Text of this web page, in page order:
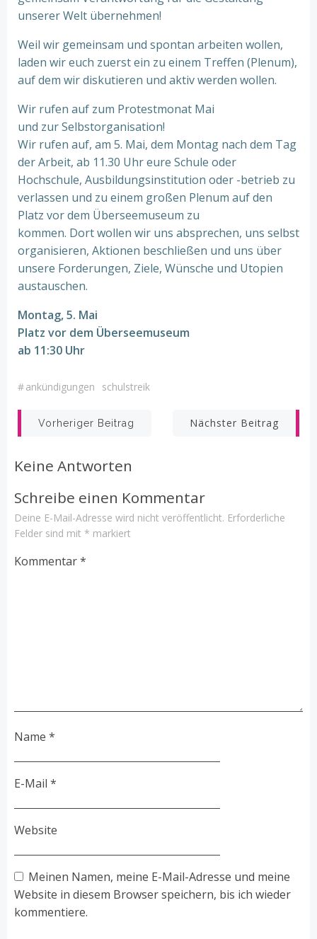
unserer Welt übernehmen!
Weil wir gemeinsam und spontan arbeiten wollen,
laden wir euch zuerst ein zu einem Treffen (Plenum),
auf dem wir diskutieren und aktiv werden wollen.
Wir rufen auf zum Protestmonat Mai
und zur Selbstorganisation!
Wir rufen auf, am 5. Mai, dem Montag nach dem Tag
der Arbeit, ab 11.30 Uhr eure Schule oder
Hochschule, Ausbildungsinstitution oder -betrieb zu
verlassen und zu einem großen Plenum auf den
Platz vor dem Überseemuseum zu
kommen. Dort wollen wir uns absprechen, uns selbst
organisieren, Aktionen beschließen und uns über
unsere Forderungen, Ziele, Wünsche und Utopien
austauschen.
Montag, 5. Mai
Platz vor dem Überseemuseum
ab 11:30 Uhr
#ankündigungen schulstreik
Beitrags-
Navigation
Vorheriger Beitrag
Beitrags-
Nächster Beitrag
Keine Antworten
Schreibe einen Kommentar
Deine E-Mail-Adresse wird nicht veröffentlicht. Erforderliche
Felder sind mit * markiert
Kommentar*
Name *
E-Mail *
Website
Meinen Namen, meine E-Mail-Adresse und meine
Website in diesem Browser speichern, bis ich wieder
kommentiere.